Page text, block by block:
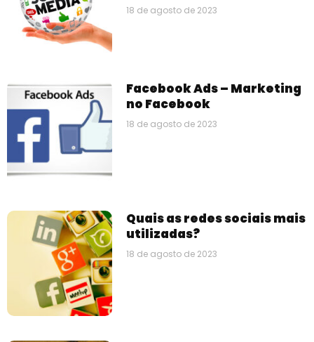
18 de agosto de 2023
Facebook Ads – Marketing
no Facebook
18 de agosto de 2023
Quais as redes sociais mais
utilizadas?
18 de agosto de 2023